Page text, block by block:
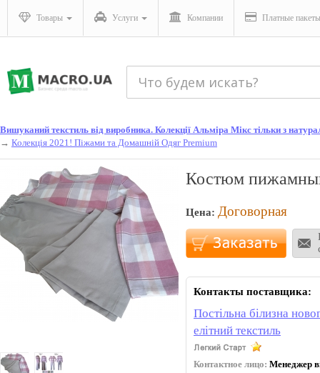
Товары Услуги Компании Платные пакеты
Вишуканий текстиль від виробника. Колекції Альміра Мікс тільки з
→ Колекція 2021! Піжами та Домашній Одяг Premium
Костюм
Цена: Договорная
Контакты поставщика:
Постільна білизна
елітний текстиль
Контактное лицо: Менеджер